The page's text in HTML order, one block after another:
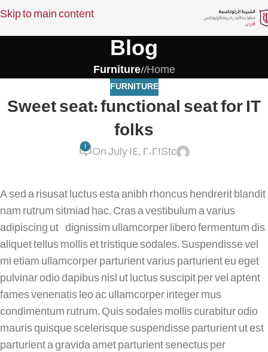
Skip to main content
Blog
Home
/
Furniture
FURNITURE
Sweet seat: functional seat for IT
folks
Stc
On July 14, 2021
1
A sed a risusat luctus esta anibh rhoncus hendrerit blandit
nam rutrum sitmiad hac. Cras a vestibulum a varius
adipiscing ut dignissim ullamcorper libero fermentum dis
aliquet tellus mollis et tristique sodales. Suspendisse vel
mi etiam ullamcorper parturient varius parturient eu eget
pulvinar odio dapibus nisl ut luctus suscipit per vel aptent
fames venenatis leo ac ullamcorper integer mus
condimentum rutrum. Quis sodales mollis curabitur odio
mauris quisque scelerisque suspendisse parturient ut est
parturient a gravida amet parturient senectus per